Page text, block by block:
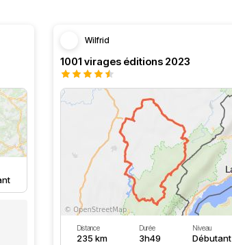
Wilfrid
1001 virages éditions 2023
Distance
235 km
Durée
3h49
Niveau
Débutant